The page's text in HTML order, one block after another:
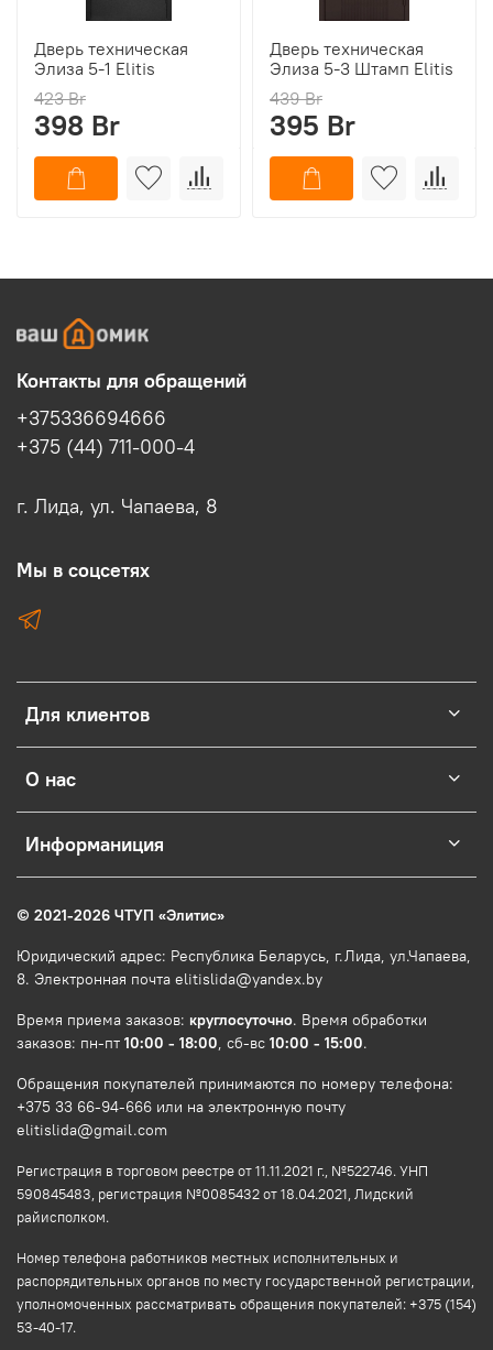
Дверь техническая
Элиза 5-1 Elitis
423 Br
398 Br
Дверь техническая
Элиза 5-3 Штамп Elitis
439 Br
395 Br
Для клиентов
О нас
Информаниция
Контакты для обращений
+375336694666
+375 (44) 711-000-4
г. Лида, ул. Чапаева, 8
Мы в соцсетях
© 2021-2026 ЧТУП «Элитис»
Юридический адрес: Республика Беларусь, г.Лида, ул.Чапаева,
8. Электронная почта elitislida@yandex.by
Время приема заказов: круглосуточно. Время обработки
заказов: пн-пт 10:00 - 18:00, сб-вс 10:00 - 15:00.
Обращения покупателей принимаются по номеру телефона:
+375 33 66-94-666 или на электронную почту
elitislida@gmail.com
Регистрация в торговом реестре от 11.11.2021 г., №522746. УНП
590845483, регистрация №0085432 от 18.04.2021, Лидский
райисполком.
Номер телефона работников местных исполнительных и
распорядительных органов по месту государственной регистрации,
уполномоченных рассматривать обращения покупателей: +375 (154)
53-40-17.